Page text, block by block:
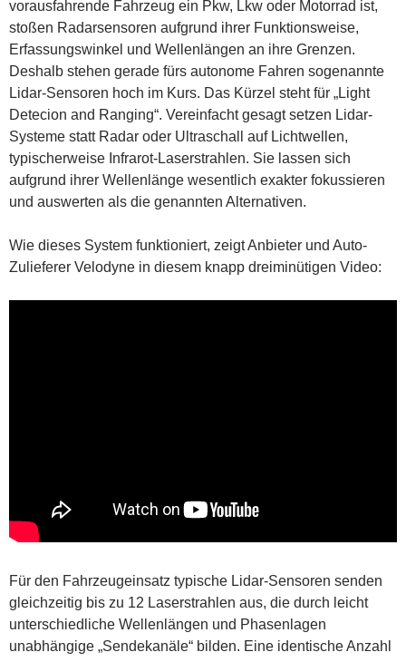
vorausfahrende Fahrzeug ein Pkw, Lkw oder Motorrad ist,
stoßen Radarsensoren aufgrund ihrer Funktionsweise,
Erfassungswinkel und Wellenlängen an ihre Grenzen.
Deshalb stehen gerade fürs autonome Fahren sogenannte
Lidar-Sensoren hoch im Kurs. Das Kürzel steht für „Light
Detecion and Ranging“. Vereinfacht gesagt setzen Lidar-
Systeme statt Radar oder Ultraschall auf Lichtwellen,
typischerweise Infrarot-Laserstrahlen. Sie lassen sich
aufgrund ihrer Wellenlänge wesentlich exakter fokussieren
und auswerten als die genannten Alternativen.
Wie dieses System funktioniert, zeigt Anbieter und Auto-
Zulieferer Velodyne in diesem knapp dreiminütigen Video:
Für den Fahrzeugeinsatz typische Lidar-Sensoren senden
gleichzeitig bis zu 12 Laserstrahlen aus, die durch leicht
unterschiedliche Wellenlängen und Phasenlagen
unabhängige „Sendekanäle“ bilden. Eine identische Anzahl